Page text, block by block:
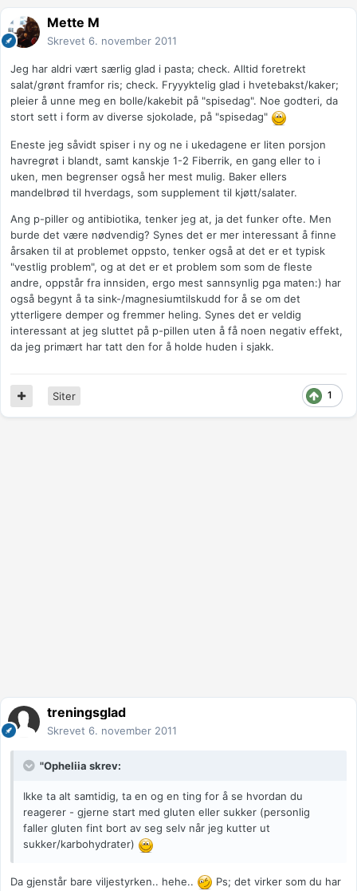
Mette M
Skrevet 6. november 2011
Jeg har aldri vært særlig glad i pasta; check. Alltid foretrekt
salat/grønt framfor ris; check. Fryyyktelig glad i hvetebakst/kaker;
pleier å unne meg en bolle/kakebit på "spisedag". Noe godteri, da
stort sett i form av diverse sjokolade, på "spisedag"
Eneste jeg såvidt spiser i ny og ne i ukedagene er liten porsjon
havregrøt i blandt, samt kanskje 1-2 Fiberrik, en gang eller to i
uken, men begrenser også her mest mulig. Baker ellers
mandelbrød til hverdags, som supplement til kjøtt/salater.
Ang p-piller og antibiotika, tenker jeg at, ja det funker ofte. Men
burde det være nødvendig? Synes det er mer interessant å finne
årsaken til at problemet oppsto, tenker også at det er et typisk
"vestlig problem", og at det er et problem som som de fleste
andre, oppstår fra innsiden, ergo mest sannsynlig pga maten:) har
også begynt å ta sink-/magnesiumtilskudd for å se om det
ytterligere demper og fremmer heling. Synes det er veldig
interessant at jeg sluttet på p-pillen uten å få noen negativ effekt,
da jeg primært har tatt den for å holde huden i sjakk.
1
Siter
treningsglad
Skrevet 6. november 2011
"Opheliia skrev:
Ikke ta alt samtidig, ta en og en ting for å se hvordan du
reagerer - gjerne start med gluten eller sukker (personlig
faller gluten fint bort av seg selv når jeg kutter ut
sukker/karbohydrater)
Da gjenstår bare viljestyrken.. hehe..
Ps; det virker som du har